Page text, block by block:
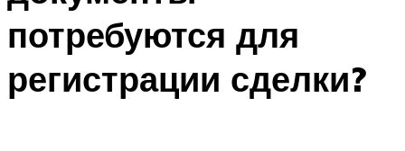
потребуются для
регистрации сделки?